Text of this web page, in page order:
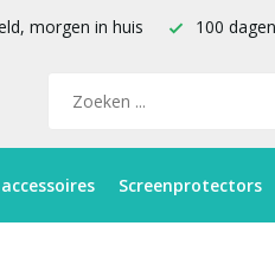
morgen in huis 100
Screenprotectors